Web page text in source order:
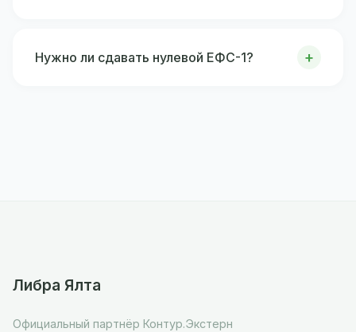
Нужно ли сдавать нулевой ЕФС-1?
Либра Ялта
Официальный партнёр Контур.Экстерн